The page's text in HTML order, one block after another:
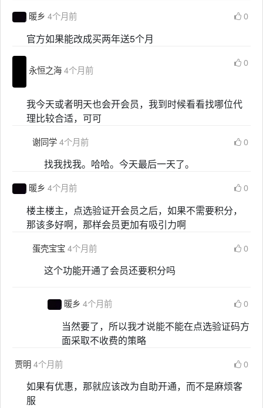
暖乡 4个月前 0
官方如果能改成买两年送5个月
永恒之海4个月前
0
我今天或者明天也会开会员，我到时候看看找哪位代
理比较合适，可可
谢同学4个月前 0
找我找我。哈哈。今天最后一天了。
暖乡 4个月前 0
楼主楼主，点选验证开会员之后，如果不需要积分，
那该多好啊，那样会员更加有吸引力啊
蛋壳宝宝4个月前 0
这个功能开通了会员还要积分吗
暖乡 4个月前 0
当然要了，所以我才说能不能在点选验证码方
面采取不收费的策略
贾明4个月前 0
如果有优惠，那就应该改为自助开通，而不是麻烦客
服